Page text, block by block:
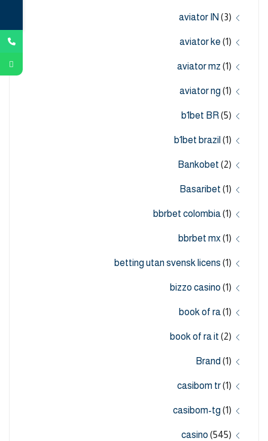
aviator IN (3)
aviator ke (1)
aviator mz (1)
aviator ng (1)
b1bet BR(5)
b1bet brazil (1)
Bankobet (2)
Basaribet (1)
bbrbet colombia(1)
bbrbet mx(1)
betting utan svensk licens (1)
bizzo casino (1)
book of ra(1)
book of ra it (2)
Brand (1)
casibom tr(1)
casibom-tg (1)
casino (545)